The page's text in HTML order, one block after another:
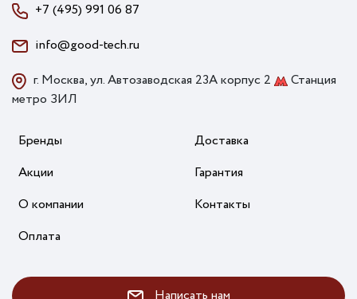
+7 (495) 991 06 87
info@good-tech.ru
г. Москва, ул. Автозаводская 23А корпус 2
Станция
метро ЗИЛ
Бренды
Акции
О компании
Оплата
Доставка
Гарантия
Контакты